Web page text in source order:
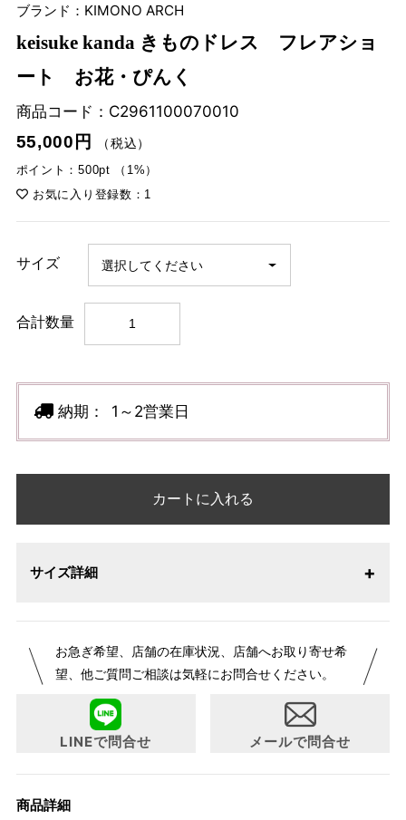
ブランド：KIMONO ARCH
keisuke kanda きものドレス フレアショ
ート お花・ぴんく
商品コード： C2961100070010
55,000円
（税込）
ポイント：500pt （1%）
お気に入り登録数：1
サイズ
合計数量
納期： 1～2営業日
カートに入れる
サイズ詳細
お急ぎ希望、店舗の在庫状況、店舗へお取り寄せ希
望、他ご質問ご相談は気軽にお問合せください。
LINEで問合せ メールで問合せ
商品詳細